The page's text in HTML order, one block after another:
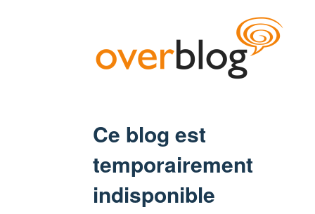
Ce blog est
temporairement
indisponible